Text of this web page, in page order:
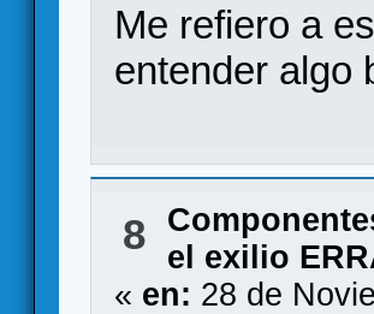
Me refiero a
entender algo
8
el exilio
« en: 28 de